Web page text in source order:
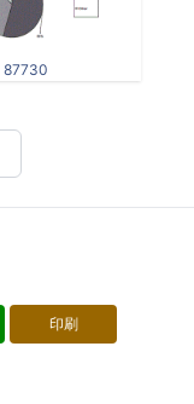
87730
印刷